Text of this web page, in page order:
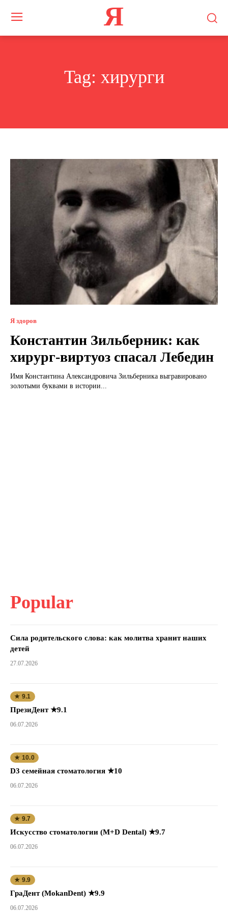
Я
Tag: хирурги
Я здоров
Константин Зильберник: как
хирург-виртуоз спасал Лебедин
Имя Константина Александровича Зильберника выгравировано
золотыми буквами в истории...
Popular
Сила родительского слова: как молитва хранит наших
детей
27.07.2026
★ 9.1
ПрезиДент ★9.1
06.07.2026
★ 10.0
D3 семейная стоматология ★10
06.07.2026
★ 9.7
Искусство стоматологии (M+D Dental) ★9.7
06.07.2026
★ 9.9
ГраДент (MokanDent) ★9.9
06.07.2026